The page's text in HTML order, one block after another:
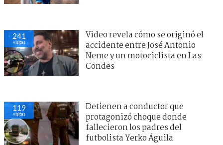
241
visitas
Video revela cómo se originó el
accidente entre José Antonio
Neme y un motociclista en Las
Condes
119
visitas
Detienen a conductor que
protagonizó choque donde
fallecieron los padres del
futbolista Yerko Águila